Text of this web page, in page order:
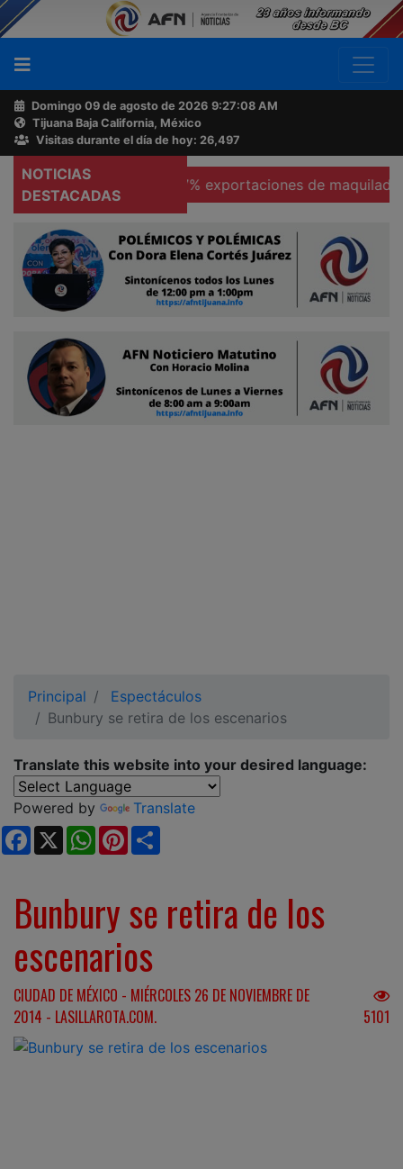
Domingo 09 de agosto de 2026 9:27:09 AM
Tijuana Baja California, México
Visitas durante el día de hoy: 26,497
NOTICIAS
DESTACADAS
Se hunden 37% exportaciones de maquiladoras en
Principal
Espectáculos
Bunbury se retira de los escenarios
Translate this website into your desired language:
Powered by
Translate
Facebook
X WhatsApp
Pinterest
Bunbury se retira de los
escenarios
CIUDAD DE MÉXICO - MIÉRCOLES 26 DE NOVIEMBRE DE
2014 - LASILLAROTA.COM.
5101
Buscador
Acerca
de
AFN
Ventas
Contacto
Reportero
Ciudadano